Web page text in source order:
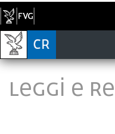
LEGGI E